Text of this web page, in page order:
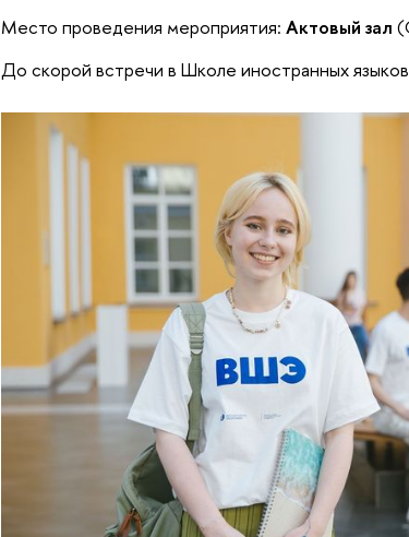
Место проведения мероприятия: Актовый зал
До скорой встречи в Школе иностранных